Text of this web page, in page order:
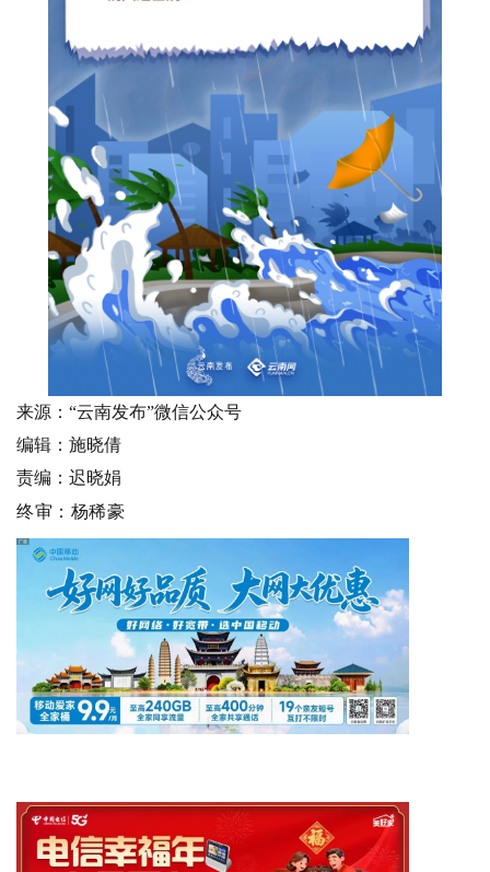
来源：“云南发布”微信公众号
编辑：施晓倩
责编： 迟晓娟
终审：杨稀豪